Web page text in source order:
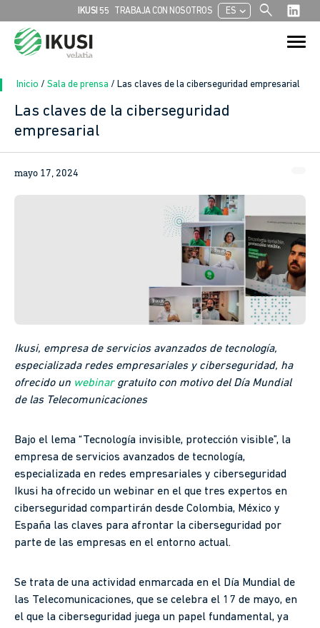
IKUSI 55 TRABAJA CON NOSOTROS ESchevron_left search
Buscar:
Botón de
Inicio / Sala de prensa / Las claves de la ciberseguridad empresarial
Las claves de la ciberseguridad
empresarial
mayo 17, 2024
Ikusi, empresa de servicios avanzados de tecnología,
especializada redes empresariales y ciberseguridad, ha
ofrecido un webinargratuito con motivo del Día Mundial
de las Telecomunicaciones
Bajo el lema “Tecnología invisible, protección visible”, la
empresa de servicios avanzados de tecnología,
especializada en redes empresariales y ciberseguridad
Ikusi ha ofrecido un webinar en el que tres expertos en
ciberseguridad compartirán desde Colombia, México y
España las claves para afrontar la ciberseguridad por
parte de las empresas en el entorno actual.
Se trata de una actividad enmarcada en el Día Mundial de
las Telecomunicaciones, que se celebra el 17 de mayo, en
el que la ciberseguridad juega un papel fundamental, ya